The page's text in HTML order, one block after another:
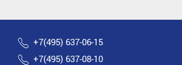
+7(495) 637-06-15
+7(495) 637-08-10